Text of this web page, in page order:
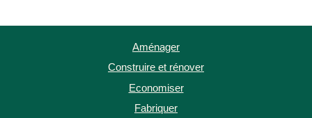
Aménager
Construire et rénover
Economiser
Fabriquer